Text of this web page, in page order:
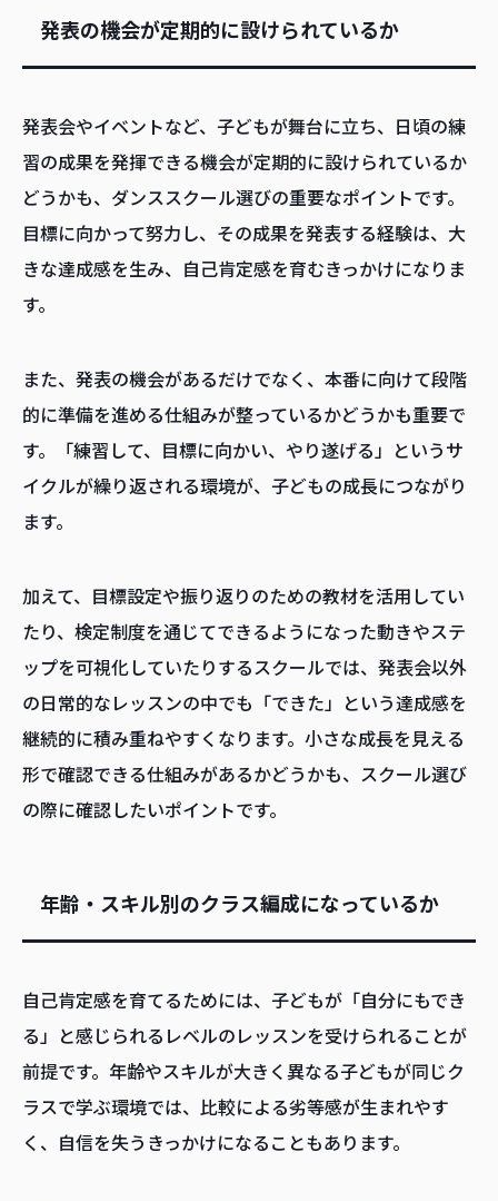
発表の機会が定期的に設けられているか
発表会やイベントなど、子どもが舞台に立ち、日頃の練
習の成果を発揮できる機会が定期的に設けられているか
どうかも、ダンススクール選びの重要なポイントです。
目標に向かって努力し、その成果を発表する経験は、大
きな達成感を生み、自己肯定感を育むきっかけになりま
す。
また、発表の機会があるだけでなく、本番に向けて段階
的に準備を進める仕組みが整っているかどうかも重要で
す。「練習して、目標に向かい、やり遂げる」というサ
イクルが繰り返される環境が、子どもの成長につながり
ます。
加えて、目標設定や振り返りのための教材を活用してい
たり、検定制度を通じてできるようになった動きやステ
ップを可視化していたりするスクールでは、発表会以外
の日常的なレッスンの中でも「できた」という達成感を
継続的に積み重ねやすくなります。小さな成長を見える
形で確認できる仕組みがあるかどうかも、スクール選び
の際に確認したいポイントです。
年齢・スキル別のクラス編成になっているか
自己肯定感を育てるためには、子どもが「自分にもでき
る」と感じられるレベルのレッスンを受けられることが
前提です。年齢やスキルが大きく異なる子どもが同じク
ラスで学ぶ環境では、比較による劣等感が生まれやす
く、自信を失うきっかけになることもあります。